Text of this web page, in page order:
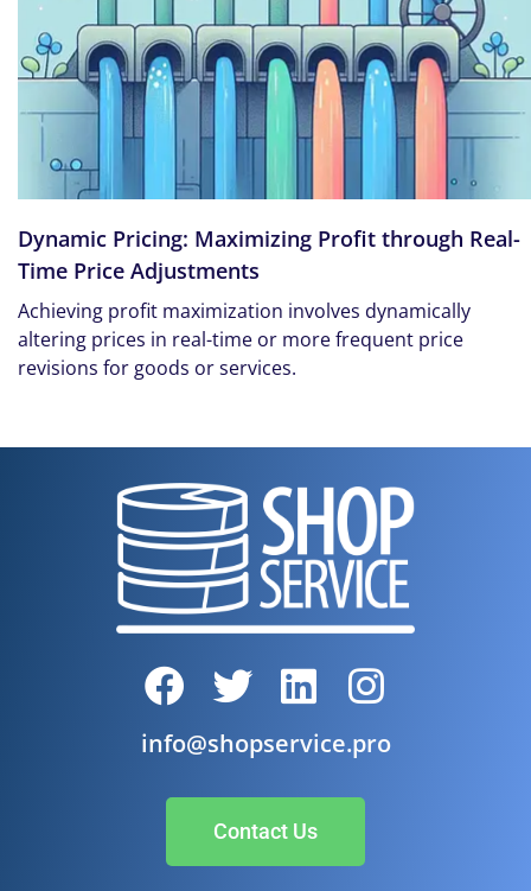
Dynamic Pricing: Maximizing Profit through Real-
Time Price Adjustments
Achieving profit maximization involves dynamically
altering prices in real-time or more frequent price
revisions for goods or services.
info@shopservice.pro
Contact Us